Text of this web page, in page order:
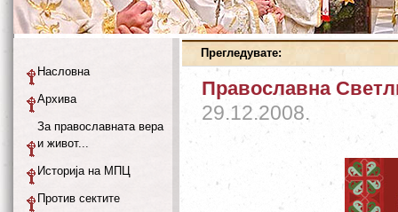
Прегледувате:
Православна
29.12.2008.
Насловна
Архива
За православната вера
и живот...
Историја на МПЦ
Против сектите